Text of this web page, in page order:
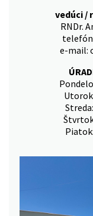
vedúci /
RNDr.
e-mail: